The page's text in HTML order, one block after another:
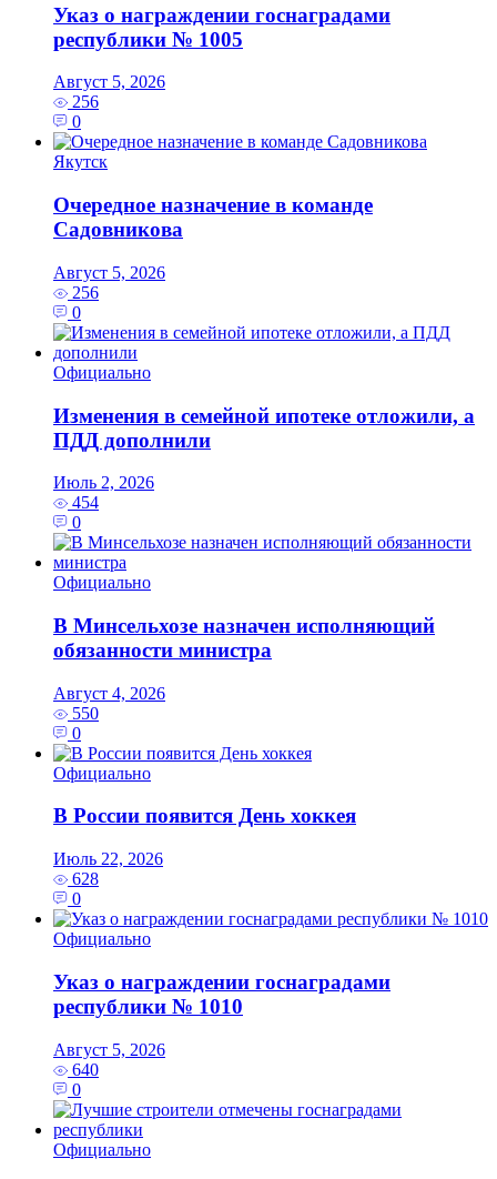
Указ о награждении госнаградами
республики № 1005
Август 5, 2026
256
0
Якутск
Очередное назначение в команде
Садовникова
Август 5, 2026
256
0
Официально
Изменения в семейной ипотеке отложили, а
ПДД дополнили
Июль 2, 2026
454
0
Официально
В Минсельхозе назначен исполняющий
обязанности министра
Август 4, 2026
550
0
Официально
В России появится День хоккея
Июль 22, 2026
628
0
Официально
Указ о награждении госнаградами
республики № 1010
Август 5, 2026
640
0
Официально